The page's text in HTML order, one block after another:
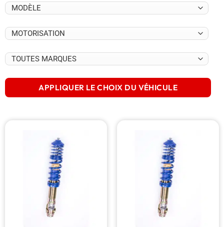
APPLIQUER LE CHOIX DU VÉHICULE